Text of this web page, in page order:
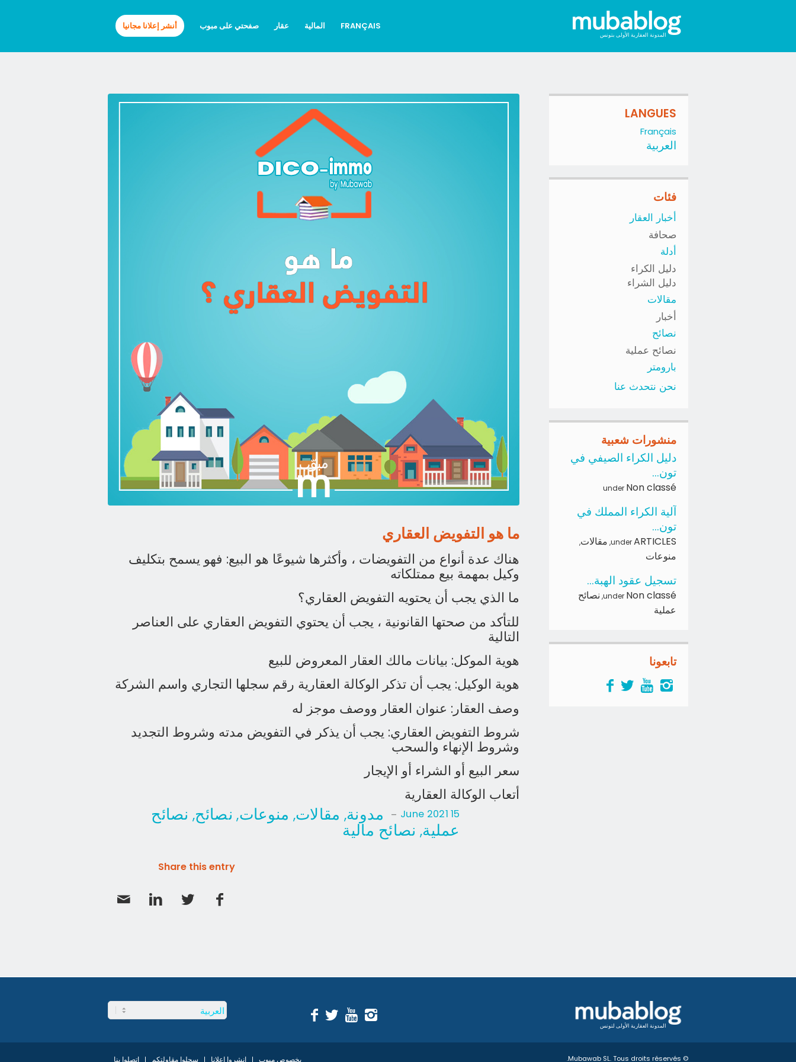
المدونة العقارية الأولى بتونس
أنشر إعلانا مجانيا صفحتي على مبوب عقار المالية FRANÇAIS
ما هو التفويض العقاري
هناك عدة أنواع من التفويضات ، وأكثرها شيوعًا هو البيع: فهو يسمح بتكليف
وكيل بمهمة بيع ممتلكاته
ما الذي يجب أن يحتويه التفويض العقاري؟
للتأكد من صحتها القانونية ، يجب أن يحتوي التفويض العقاري على العناصر
التالية
هوية الموكل: بيانات مالك العقار المعروض للبيع
هوية الوكيل: يجب أن تذكر الوكالة العقارية رقم سجلها التجاري واسم الشركة
وصف العقار: عنوان العقار ووصف موجز له
شروط التفويض العقاري: يجب أن يذكر في التفويض مدته وشروط التجديد
وشروط الإنهاء والسحب
سعر البيع أو الشراء أو الإيجار
أتعاب الوكالة العقارية
15 June 2021
- مدونة, مقالات, منوعات, نصائح, نصائح
عملية, نصائح مالية‎
Share this entry
LANGUES
Français
العربية
فئات
أخبار العقار
صحافة
أدلة
دليل الكراء
دليل الشراء
مقالات
أخبار
نصائح
نصائح عملية
بارومتر
نحن نتحدث عنا
منشورات شعبية
دليل الكراء الصيفي في
تون...
under Non classé
آلية الكراء المملك في
تون...
underARTICLES
, مقالات,
منوعات
تسجيل عقود الهبة...
under Non classé
, نصائح
عملية
تابعونا
المدونة العقارية الأولى لتونس
© Mubawab SL. Tous droits réservés. بخصوص مبوب انشروا إعلانا سجلوا مقاولتكم اتصلوا بنا